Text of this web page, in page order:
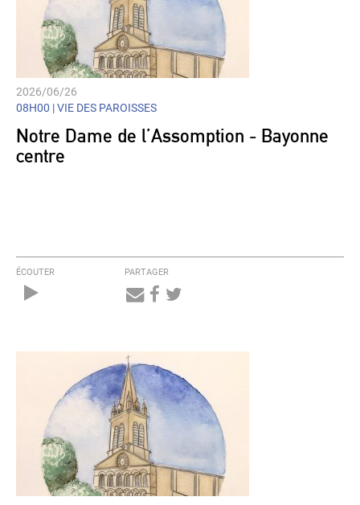
2026/06/26
08H00 |VIE DES PAROISSES
Notre Dame de l’Assomption - Bayonne
centre
ÉCOUTER PARTAGER